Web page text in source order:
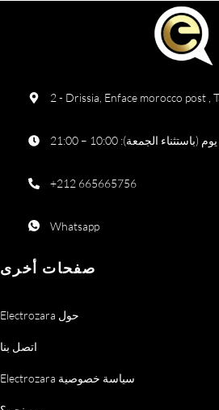
2 - Drissia, Enface morocco post ,
(باستثناء الجمعة): 10:00 – 21:00
+212 665665756
Whatsapp
صفحات أخرى
Electrozara حول
اتصل بنا
Electrozara سياسة خصوصية